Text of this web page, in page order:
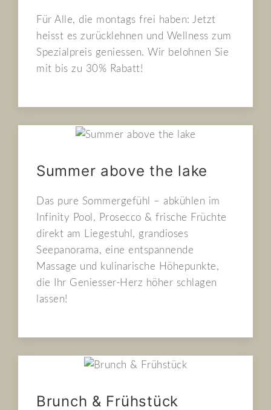
Für Alle, die montags frei haben: Jetzt
heisst es zurücklehnen und Wellness zum
Spezialpreis geniessen. Wir belohnen Sie
mit bis zu 30% Rabatt!
Summer above the lake
Das pure Sommergefühl – abkühlen im
Infinity Pool, Prosecco & frische Früchte
direkt am Liegestuhl, grandioses
Seepanorama, eine entspannende
Massage und kulinarische Höhepunkte,
die Ihr Geniesser-Herz höher schlagen
lassen!
Brunch & Frühstück